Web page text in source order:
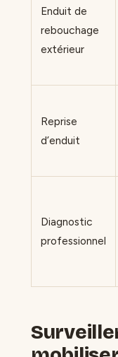
Enduit de
rebouchage
extérieur
Reprise
d’enduit
Diagnostic
professionnel